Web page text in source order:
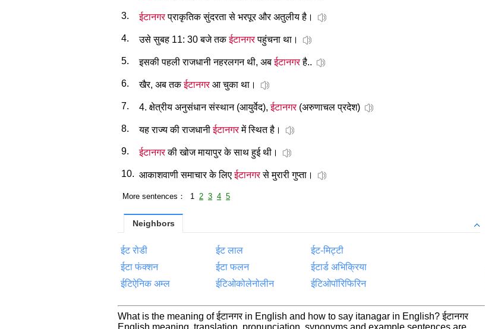
3. ईटानगरप्राकृतिक सुंदरता से भरपूर और अतुलीय है।
4. उसे सुबह 11: 30 बजे तकईटानगरपहुंचना था।
5. इसकी पहली राजधानी नहरलगन थी, अबईटानगरहै..
6. खैर, अब तकईटानगरआ चुका था।
7. 4. क्षेत्रीय अनुसंधान संस्थान (आयुर्वेद),ईटानगर(अरुणाचल प्रदेश)
8. यह राज्य की राजधानीईटानगरमें स्थित है।
9. ईटानगरकी खोज मायापुर के साथ हुई थी।
10. आकाशवाणी समाचार के लिएईटानगरसे मुरारी गुप्ता।
More sentences： 1 2 3 4 5
Neighbors
ईट रोडी ईट लाल
ईट-मिट्टी
ईटा फंक्शन
ईटा फलन
ईटार्ड अभिक्रिया
ईटिऐनिक अम्ल
ईटिओकोलेनोलीन ईटिओपॉरिफिरिन
What is the meaning of ईटानगर in English and how to say itanagar in English? ईटानगर
English meaning, translation, pronunciation, synonyms and example sentences are